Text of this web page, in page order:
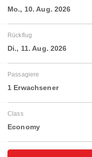
Mo., 10. Aug. 2026
Rückflug
Di., 11. Aug. 2026
Passagiere
1 Erwachsener
Class
Economy